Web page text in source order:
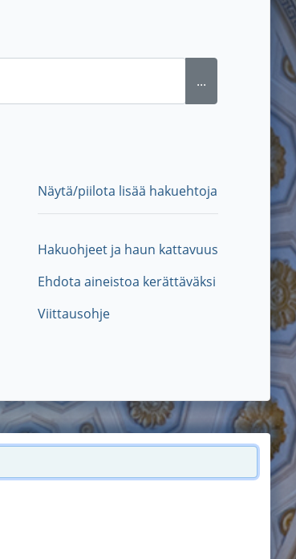
...
Näytä/piilota lisää hakuehtoja
Hakuohjeet ja haun kattavuus
Ehdota aineistoa kerättäväksi
Viittausohje